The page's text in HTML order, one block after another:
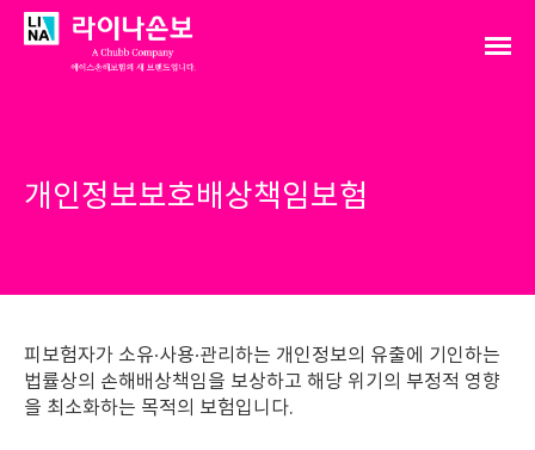
개인정보보호배상책임보험
피보험자가 소유∙사용∙관리하는 개인정보의 유출에 기인하는
법률상의 손해배상책임을 보상하고 해당 위기의 부정적 영향
을 최소화하는 목적의 보험입니다.